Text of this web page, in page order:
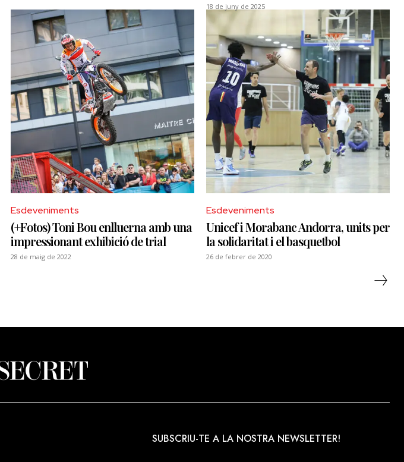
18 de juny de 2025
Esdeveniments
(+Fotos) Toni Bou enlluerna amb una
impressionant exhibició de trial
28 de maig de 2022
Esdeveniments
Unicef i Morabanc Andorra, units per
la solidaritat i el basquetbol
26 de febrer de 2020
SUBSCRIU-TE A LA NOSTRA NEWSLETTER!